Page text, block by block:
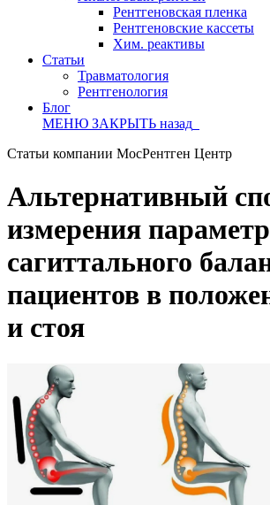
Рентгеновская пленка
Рентгеновские кассеты
Хим. реактивы
Статьи
Травматология
Рентгенология
Блог
МЕНЮ ЗАКРЫТЬ назад
Статьи компании МосРентген Центр
Альтернативный
измерения
сагиттального
пациентов в
и стоя